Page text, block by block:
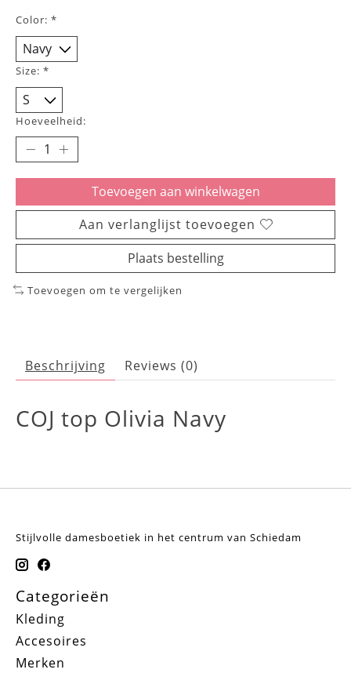
Color: *
Size: *
Hoeveelheid:
Toevoegen aan winkelwagen
Aan verlanglijst toevoegen
Plaats bestelling
Toevoegen om te vergelijken
Beschrijving Reviews (0)
COJ top Olivia Navy
Stijlvolle damesboetiek in het centrum van Schiedam
Categorieën
Kleding
Accesoires
Merken